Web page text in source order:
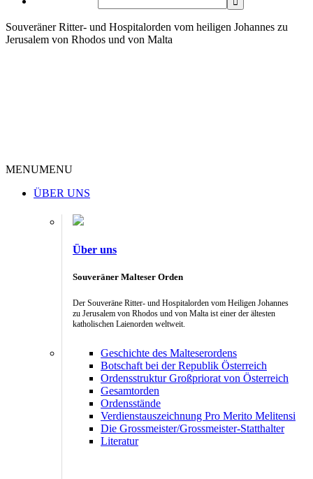
Souveräner Ritter- und Hospitalorden vom heiligen Johannes zu
Jerusalem von Rhodos und von Malta
MENUMENU
ÜBER UNS
Über uns
Souveräner Malteser Orden
Der Souveräne Ritter- und Hospitalorden vom Heiligen Johannes
zu Jerusalem von Rhodos und von Malta ist einer der ältesten
katholischen Laienorden weltweit.
Geschichte des Malteserordens
Botschaft bei der Republik Österreich
Ordensstruktur Großpriorat von Österreich
Gesamtorden
Ordensstände
Verdienstauszeichnung Pro Merito Melitensi
Die Grossmeister/Grossmeister-Statthalter
Literatur